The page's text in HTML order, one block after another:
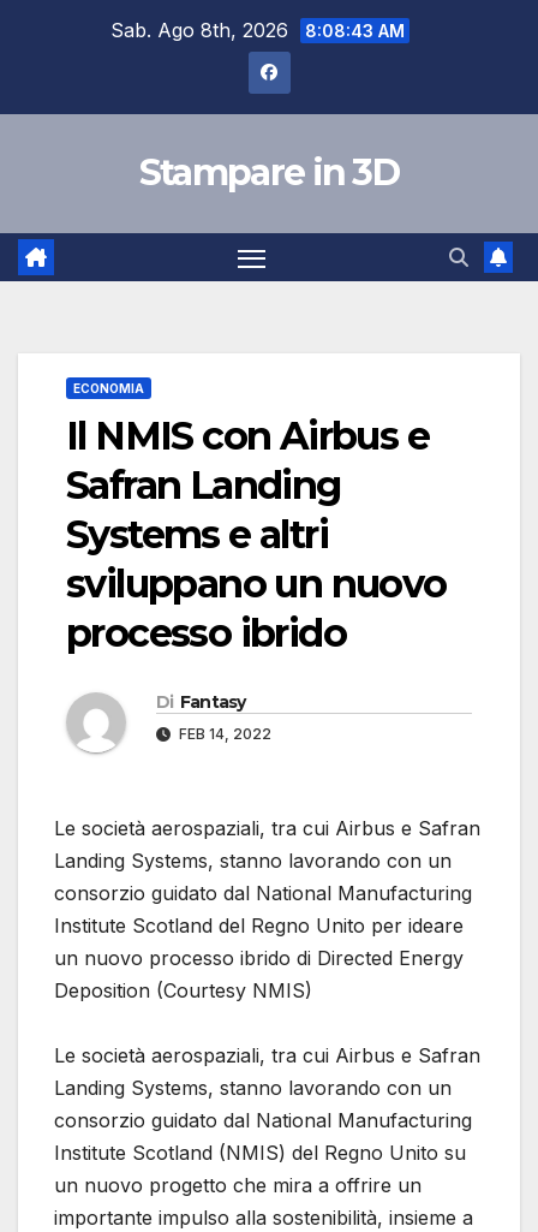
Sab. Ago 8th, 2026 8:08:44 AM
Stampare in 3D
ECONOMIA
Il NMIS con Airbus e
Safran Landing
Systems e altri
sviluppano un nuovo
processo ibrido
Di Fantasy
FEB 14, 2022
Le società aerospaziali, tra cui Airbus e Safran
Landing Systems, stanno lavorando con un
consorzio guidato dal National Manufacturing
Institute Scotland del Regno Unito per ideare
un nuovo processo ibrido di Directed Energy
Deposition (Courtesy NMIS)
Le società aerospaziali, tra cui Airbus e Safran
Landing Systems, stanno lavorando con un
consorzio guidato dal National Manufacturing
Institute Scotland (NMIS) del Regno Unito su
un nuovo progetto che mira a offrire un
importante impulso alla sostenibilità, insieme a